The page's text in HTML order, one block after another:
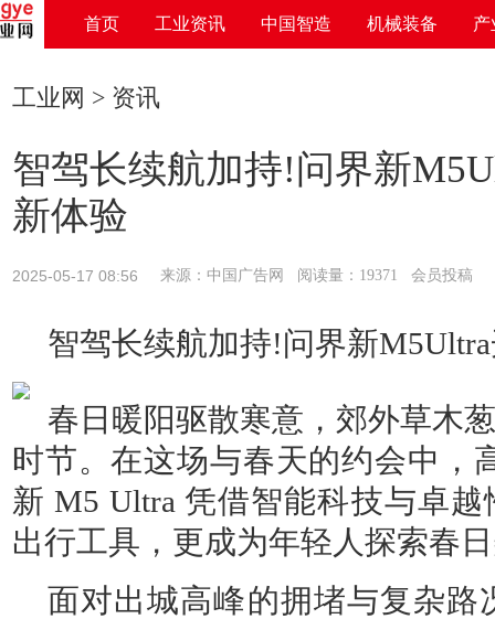
首页 工业资讯 中国智造 机械装备 产
工业网 > 资讯
智驾长续航加持!问界新
新体验
2025-05-17 08:56 来源：中国广告网 阅读量：19371 会员投稿
智驾长续航加持!问界新
春日暖阳驱散寒意，郊外草木
时节。在这场与春天的约会中，
新 M5 Ultra 凭借智能科技与卓
出行工具，更成为年轻人探索春
面对出城高峰的拥堵与复杂路